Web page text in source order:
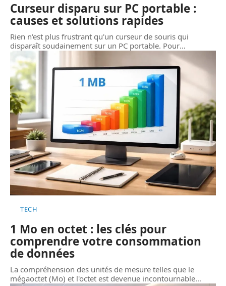
Curseur disparu sur PC portable :
causes et solutions rapides
Rien n'est plus frustrant qu'un curseur de souris qui
disparaît soudainement sur un PC portable. Pour…
TECH
1 Mo en octet : les clés pour
comprendre votre consommation
de données
La compréhension des unités de mesure telles que le
mégaoctet (Mo) et l'octet est devenue incontournable…